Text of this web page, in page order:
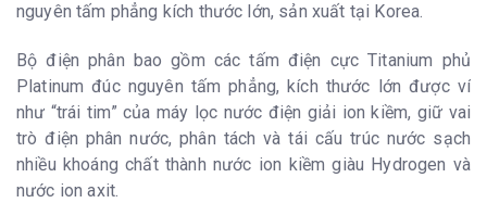
nguyên tấm phẳng kích thước lớn, sản xuất tại Korea.
Bộ điện phân bao gồm các tấm điện cực Titanium phủ
Platinum đúc nguyên tấm phẳng, kích thước lớn được ví
như “trái tim” của máy lọc nước điện giải ion kiềm, giữ vai
trò điện phân nước, phân tách và tái cấu trúc nước sạch
nhiều khoáng chất thành nước ion kiềm giàu Hydrogen và
nước ion axit.